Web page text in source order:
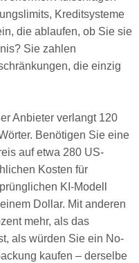
Kreditsysteme
die ablaufen, ob Sie sie
Sie zahlen
die einzig
Anbieter verlangt 120
Benötigen Sie eine
auf etwa 280 US-
Kosten für
KI-Modell
Dollar. Mit anderen
mehr, als das
als würden Sie ein No-
kaufen – derselbe